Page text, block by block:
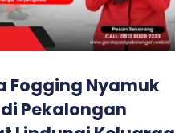
Fogging Nyamuk
di Pekalongan